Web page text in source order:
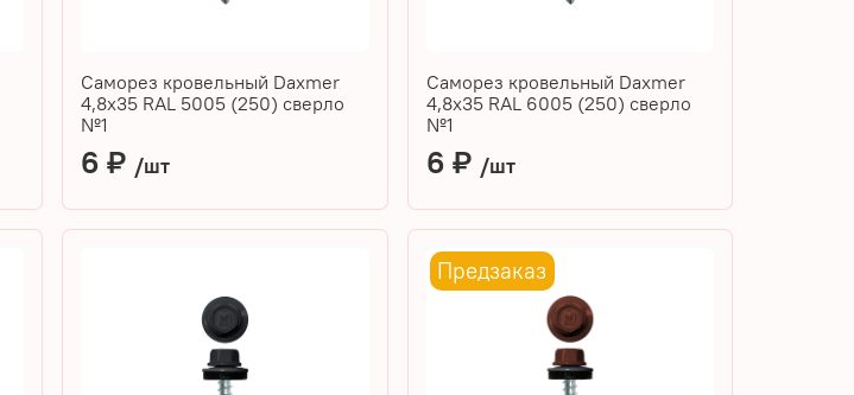
Саморез кровельный Daxmer
4,8х35 RAL 5005 (250) сверло
№1
6 ₽ /шт
Саморез кровельный Daxmer
4,8х35 RAL 6005 (250) сверло
№1
6 ₽ /шт
Предзаказ